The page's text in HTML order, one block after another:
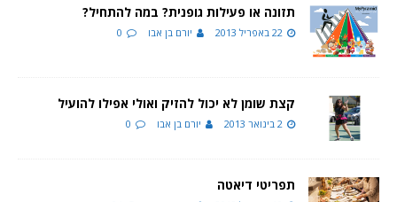
תזונה או פעילות גופנית? במה להתחיל?
22 באפריל 2013 יורם בן אבו 0
קצת שומן לא יכול להזיק ואולי אפילו להועיל
2 בינואר 2013 יורם בן אבו 0
תפריטי דיאטה